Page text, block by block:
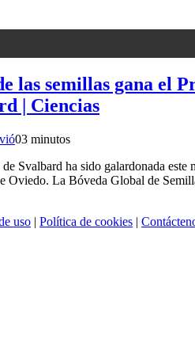
las semillas gana el
| Ciencias
03 minutos
Svalbard ha sido galardonada
Oviedo. La Bóveda Global de
uso | Política de cookies |